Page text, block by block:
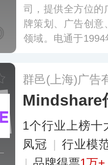
司，提供全方位的
牌策划、广告创意
领域。电通于
群邑(上海)广告
Mindshare
1个行业上榜十
凤冠 | 行业模